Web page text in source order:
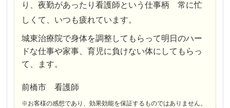
り、夜勤があったり看護師という仕事柄 常に忙
しく て、いつも疲れてい ます。
城東治療院で身体を調整してもらって明日のハー
ドな仕事や家事、育児に負けない体にしてもらっ
て、ます。
前橋市 看護師
※お客様の感想であり、効果効能を保証するものではありません。